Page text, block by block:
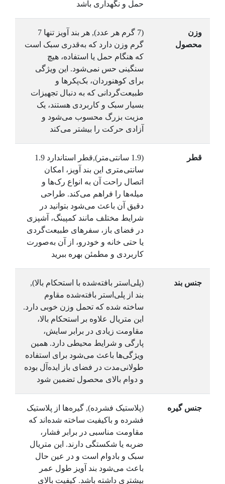
حمل و نگهداری باشد
وزن
محصول
(7 گرم هر عدد), هر بند آویز تنها 7
گرم وزن دارد که به‌قدری سبک است
که هنگام حمل یا استفاده، هیچ
سنگینی حس نمی‌شود. این ویژگی
برای کوهنوردان، بک‌پکرها و
طبیعت‌گردانی که به دنبال تجهیزات
بسیار سبک و کاربردی هستند، یک
مزیت بزرگ محسوب می‌شود و
آزادی حرکت را بیشتر می‌کند
قطر
(1.9 سانتی‌متر),قطر استاندارد 1.9
سانتی‌متری این بند آویز، امکان
اتصال راحت آن به انواع رک‌ها و
میله‌ها را فراهم می‌کند. طراحی
دقیق آن باعث می‌شود بتوانید در
شرایط مختلف مانند کمپینگ، آشپزی
در فضای باز، سفرهای طبیعت‌گردی
یا حتی خانه و خودرو، از آن به‌صورت
کاربردی و مطمئن بهره ببرید
جنس بند
(پلی‌استر بافته‌شده با استحکام بالا),
بند از پلی‌استر بافته‌شده مقاوم
ساخته شده که تحمل وزن خوبی دارد.
این متریال علاوه بر استحکام بالا،
مقاومت زیادی در برابر سایش،
پارگی و شرایط محیطی دارد. همین
ویژگی‌ها باعث می‌شود برای استفاده
طولانی‌مدت در فضای باز ایده‌آل بوده
و دوام بالای محصول تضمین شود
جنس گیره
(پلاستیک فشرده), گیره‌ها از پلاستیک
فشرده و باکیفیت ساخته شده‌اند که
مقاومت مناسبی در برابر فشار،
ضربه یا شکستگی دارند. این متریال
سبک و بادوام است و در عین حال
باعث می‌شود بند آویز طول عمر
بیشتری داشته باشد. کیفیت بالای